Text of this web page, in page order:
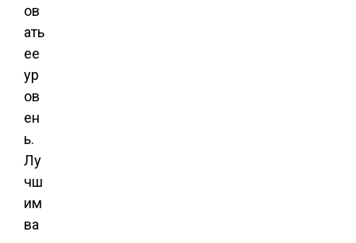
ов
ать
ее
ур
ов
ен
ь.
Лу
чш
им
ва